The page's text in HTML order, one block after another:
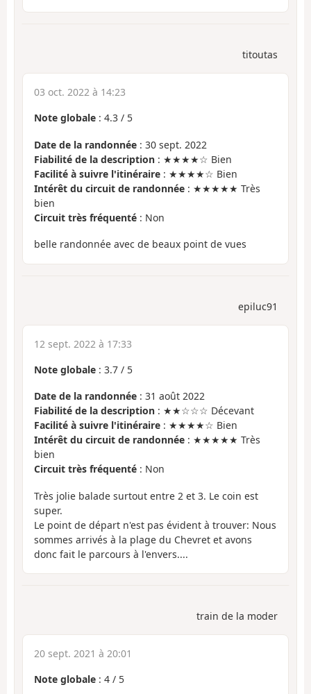
titoutas
03 oct. 2022 à 14:23
Note globale : 4.3 / 5
Date de la randonnée : 30 sept. 2022
Fiabilité de la description : ★★★★☆ Bien
Facilité à suivre l'itinéraire : ★★★★☆ Bien
Intérêt du circuit de randonnée : ★★★★★ Très
bien
Circuit très fréquenté : Non
belle randonnée avec de beaux point de vues
epiluc91
12 sept. 2022 à 17:33
Note globale : 3.7 / 5
Date de la randonnée : 31 août 2022
Fiabilité de la description : ★★☆☆☆ Décevant
Facilité à suivre l'itinéraire : ★★★★☆ Bien
Intérêt du circuit de randonnée : ★★★★★ Très
bien
Circuit très fréquenté : Non
Très jolie balade surtout entre 2 et 3. Le coin est
super.
Le point de départ n'est pas évident à trouver: Nous
sommes arrivés à la plage du Chevret et avons
donc fait le parcours à l'envers....
train de la moder
20 sept. 2021 à 20:01
Note globale : 4 / 5